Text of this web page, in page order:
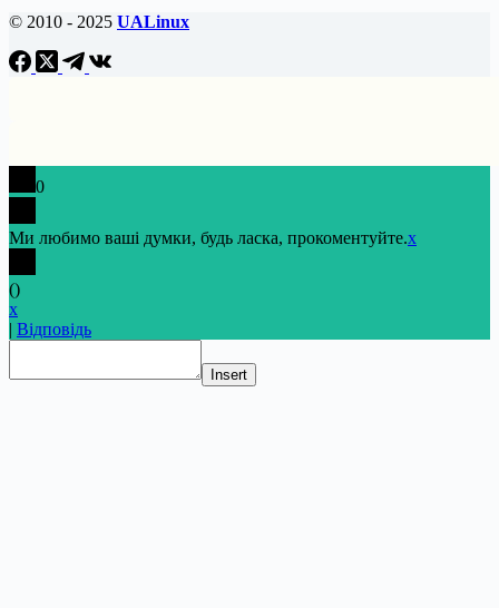
© 2010 - 2025 UALinux
0
Ми любимо ваші думки, будь ласка, прокоментуйте.x
()
x
| Відповідь
Insert